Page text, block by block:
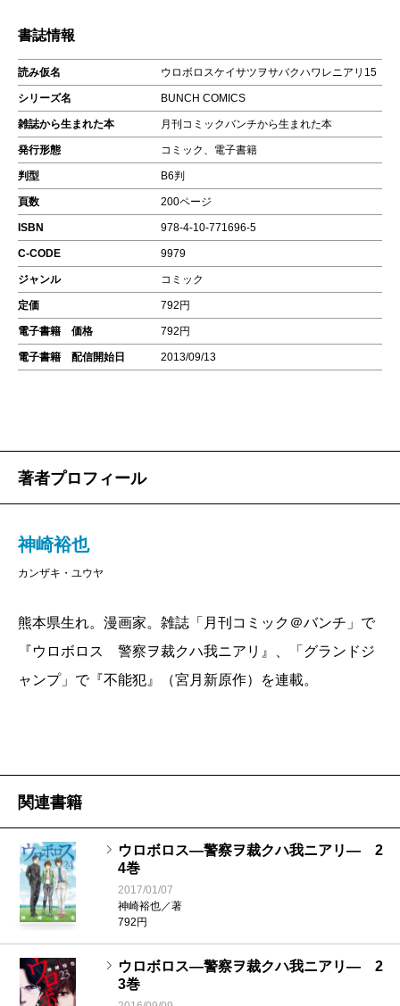
書誌情報
読み仮名 ウロボロスケイサツヲサバクハワレニアリ15
シリーズ名 BUNCH COMICS
雑誌から生まれた本 月刊コミックバンチから生まれた本
発行形態 コミック、電子書籍
判型 B6判
頁数 200ページ
ISBN 978-4-10-771696-5
C-CODE 9979
ジャンル コミック
定価 792円
電子書籍 価格 792円
電子書籍 配信開始日 2013/09/13
著者プロフィール
神崎裕也
カンザキ・ユウヤ
熊本県生れ。漫画家。雑誌「月刊コミック＠バンチ」で
『ウロボロス 警察ヲ裁クハ我ニアリ』、「グランドジ
ャンプ」で『不能犯』（宮月新原作）を連載。
関連書籍
ウロボロス―警察ヲ裁クハ我ニアリ― 2
4巻
2017/01/07
神崎裕也／著
792円
ウロボロス―警察ヲ裁クハ我ニアリ― 2
3巻